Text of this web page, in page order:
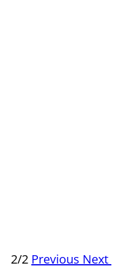
2/2 Previous Next